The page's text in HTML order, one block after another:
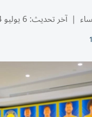
| آخر تحديث:6 يوليو 20:54 2026